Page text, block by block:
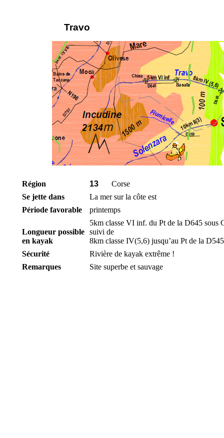
Travo
Région 13
Corse
Se jette dans
La mer sur la côte est
Période favorable
printemps
Longueur possible
en kayak
5km classe VI inf. du Pt de la D645 sous
suivi de
8km classeIV(5,6) jusqu’au Pt de la D545
Sécurité
Rivière de kayak extrême !
Remarques
Site superbe et sauvage